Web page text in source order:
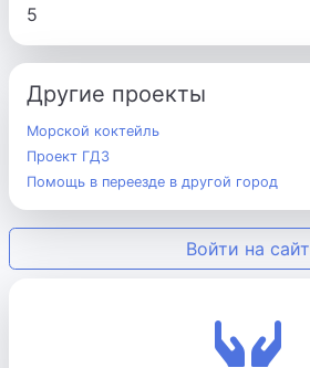
5
Другие проекты
Морской коктейль
Проект ГДЗ
Помощь в переезде в другой город
Войти на сайт